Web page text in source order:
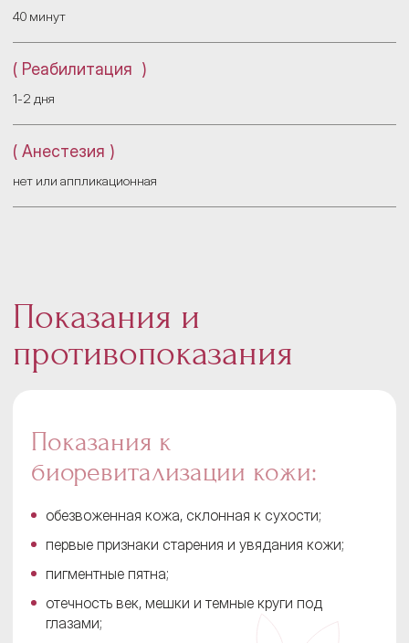
40 минут
( Реабилитация )
1-2 дня
( Анестезия )
нет или аппликационная
Показания и
противопоказания
Показания к
биоревитализации кожи:
обезвоженная кожа, склонная к сухости;
первые признаки старения и увядания кожи;
пигментные пятна;
отечность век, мешки и темные круги под
глазами;